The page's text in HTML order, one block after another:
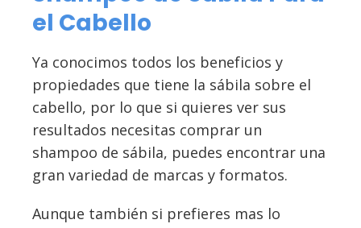
el Cabello
Ya conocimos todos los beneficios y
propiedades que tiene la sábila sobre el
cabello, por lo que si quieres ver sus
resultados necesitas comprar un
shampoo de sábila, puedes encontrar una
gran variedad de marcas y formatos.
Aunque también si prefieres mas lo